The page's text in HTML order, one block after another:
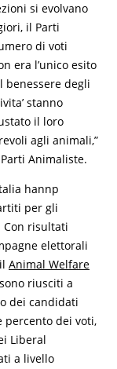
si evolvano
il Parti
di voti
era l’unico esito
benessere degli
stanno
il loro
agli animali,”
Animaliste.
hannp
per gli
risultati
elettorali
Animal Welfare
sono riusciti a
dei candidati
dei voti,
Liberal
a livello